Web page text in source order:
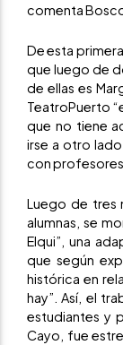
comenta
De esta
que luego de
de ellas es
TeatroPuerto
que no tiene
irse a otro
con profesores
Luego de tres
alumnas, se
Elqui”, una
que según
histórica en
hay”. Así, el
estudiantes y
Cayo, fue